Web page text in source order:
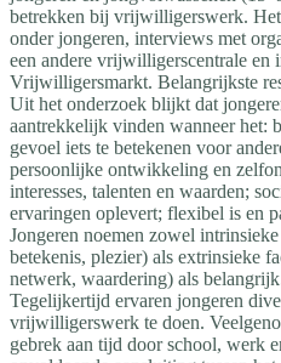
betrekken bij vrijwilligerswerk.
onder jongeren, interviews met
een andere vrijwilligerscentrale en
Vrijwilligersmarkt. Belangrijkste
Uit het onderzoek blijkt dat
aantrekkelijk vinden wanneer het:
gevoel iets te betekenen voor
persoonlijke ontwikkeling en
interesses, talenten en waarden;
ervaringen oplevert; flexibel is en
Jongeren noemen zowel
betekenis, plezier) als extrinsieke
netwerk, waardering) als
Tegelijkertijd ervaren jongeren
vrijwilligerswerk te doen.
gebrek aan tijd door school, werk